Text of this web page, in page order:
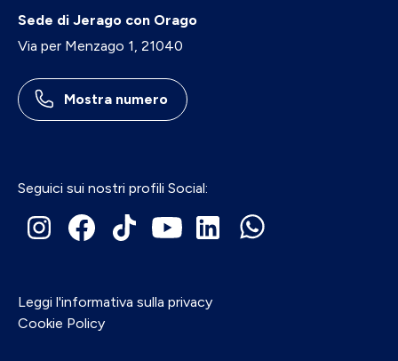
Sede di Jerago con Orago
Via per Menzago 1, 21040
Mostra numero
Seguici sui nostri profili Social:
Leggi l'informativa sulla privacy
Cookie Policy